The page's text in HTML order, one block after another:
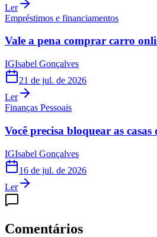
Ler
Empréstimos e financiamentos
Vale a pena comprar carro
IGIsabel Gonçalves
21 de jul. de 2026
Ler
Finanças Pessoais
Você precisa bloquear as casas
IGIsabel Gonçalves
16 de jul. de 2026
Ler
Comentários